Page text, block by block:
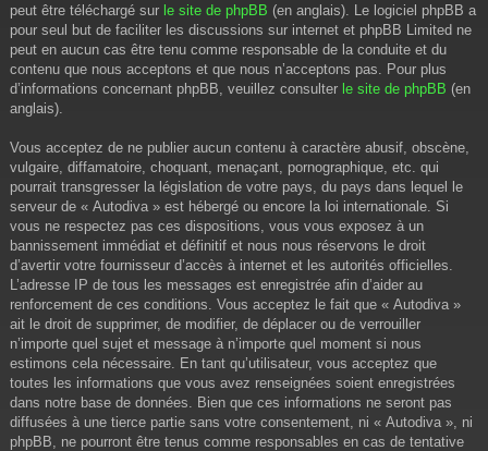
peut être téléchargé sur le site de phpBB (en anglais). Le logiciel phpBB a
pour seul but de faciliter les discussions sur internet et phpBB Limited ne
peut en aucun cas être tenu comme responsable de la conduite et du
contenu que nous acceptons et que nous n’acceptons pas. Pour plus
d’informations concernant phpBB, veuillez consulter le site de phpBB (en
anglais).
Vous acceptez de ne publier aucun contenu à caractère abusif, obscène,
vulgaire, diffamatoire, choquant, menaçant, pornographique, etc. qui
pourrait transgresser la législation de votre pays, du pays dans lequel le
serveur de « Autodiva » est hébergé ou encore la loi internationale. Si
vous ne respectez pas ces dispositions, vous vous exposez à un
bannissement immédiat et définitif et nous nous réservons le droit
d’avertir votre fournisseur d’accès à internet et les autorités officielles.
L’adresse IP de tous les messages est enregistrée afin d’aider au
renforcement de ces conditions. Vous acceptez le fait que « Autodiva »
ait le droit de supprimer, de modifier, de déplacer ou de verrouiller
n’importe quel sujet et message à n’importe quel moment si nous
estimons cela nécessaire. En tant qu’utilisateur, vous acceptez que
toutes les informations que vous avez renseignées soient enregistrées
dans notre base de données. Bien que ces informations ne seront pas
diffusées à une tierce partie sans votre consentement, ni « Autodiva », ni
phpBB, ne pourront être tenus comme responsables en cas de tentative